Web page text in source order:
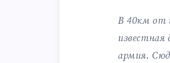
В 40км от
армия.